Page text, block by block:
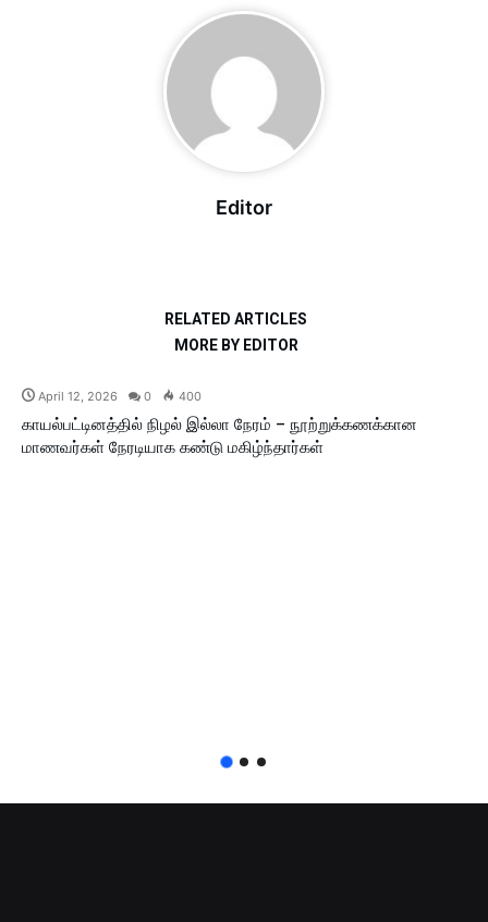
Editor
RELATED ARTICLES
MORE BY EDITOR
April 12, 2026 0 400
காயல்பட்டினத்தில் நிழல் இல்லா நேரம் – நூற்றுக்கணக்கான
மாணவர்கள் நேரடியாக கண்டு மகிழ்ந்தார்கள்